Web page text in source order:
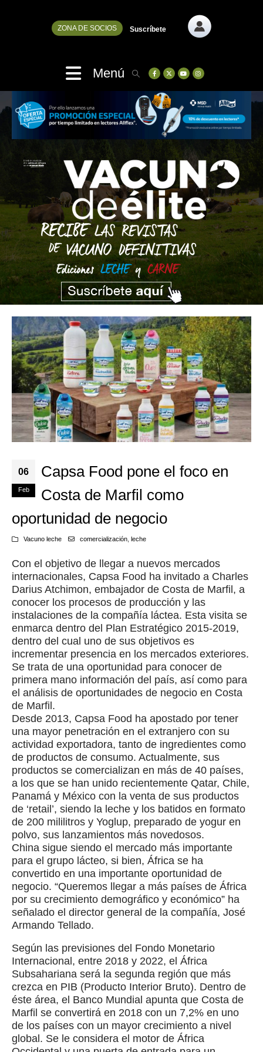
ZONA DE SOCIOS Suscríbete
Menú
06
Feb
Capsa Food pone el foco en
Costa de Marfil como
oportunidad de negocio
Vacuno leche comercialización, leche
Con el objetivo de llegar a nuevos mercados
internacionales, Capsa Food ha invitado a Charles
Darius Atchimon, embajador de Costa de Marfil, a
conocer los procesos de producción y las
instalaciones de la compañía láctea. Esta visita se
enmarca dentro del Plan Estratégico 2015-2019,
dentro del cual uno de sus objetivos es
incrementar presencia en los mercados exteriores.
Se trata de una oportunidad para conocer de
primera mano información del país, así como para
el análisis de oportunidades de negocio en Costa
de Marfil.
Desde 2013, Capsa Food ha apostado por tener
una mayor penetración en el extranjero con su
actividad exportadora, tanto de ingredientes como
de productos de consumo. Actualmente, sus
productos se comercializan en más de 40 países,
a los que se han unido recientemente Qatar, Chile,
Panamá y México con la venta de sus productos
de ‘retail’, siendo la leche y los batidos en formato
de 200 mililitros y Yoglup, preparado de yogur en
polvo, sus lanzamientos más novedosos.
China sigue siendo el mercado más importante
para el grupo lácteo, si bien, África se ha
convertido en una importante oportunidad de
negocio. “Queremos llegar a más países de África
por su crecimiento demográfico y económico” ha
señalado el director general de la compañía, José
Armando Tellado.
Según las previsiones del Fondo Monetario
Internacional, entre 2018 y 2022, el África
Subsahariana será la segunda región que más
crezca en PIB (Producto Interior Bruto). Dentro de
éste área, el Banco Mundial apunta que Costa de
Marfil se convertirá en 2018 con un 7,2% en uno
de los países con un mayor crecimiento a nivel
global. Se le considera el motor de África